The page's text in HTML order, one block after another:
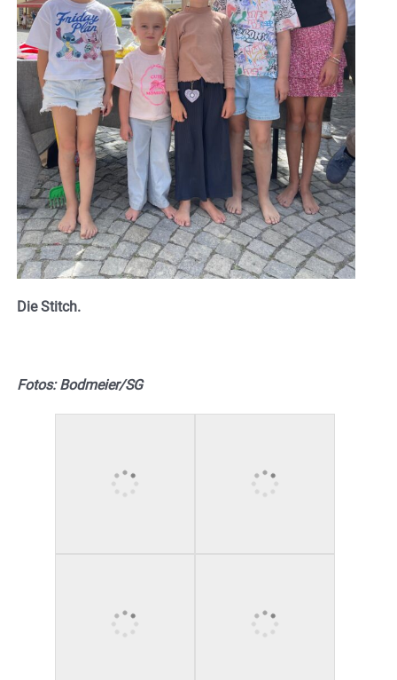
Die Stitch.
Fotos: Bodmeier/SG